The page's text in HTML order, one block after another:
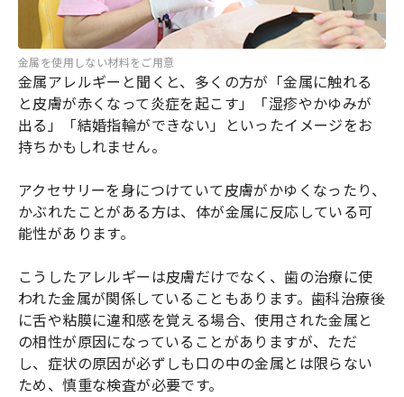
金属を使用しない材料をご用意
金属アレルギーと聞くと、多くの方が「金属に触れる
と皮膚が赤くなって炎症を起こす」「湿疹やかゆみが
出る」「結婚指輪ができない」といったイメージをお
持ちかもしれません。
アクセサリーを身につけていて皮膚がかゆくなったり、
かぶれたことがある方は、体が金属に反応している可
能性があります。
こうしたアレルギーは皮膚だけでなく、歯の治療に使
われた金属が関係していることもあります。歯科治療後
に舌や粘膜に違和感を覚える場合、使用された金属と
の相性が原因になっていることがありますが、ただ
し、症状の原因が必ずしも口の中の金属とは限らない
ため、慎重な検査が必要です。